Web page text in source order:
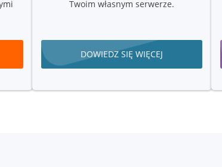
Twoim własnym serwerze.
DOWIEDZ SIĘ WIĘCEJ